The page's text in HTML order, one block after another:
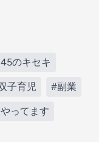
のキセキ
子育児 #副業
ってます